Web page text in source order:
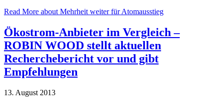
Read More about Mehrheit weiter für Atomausstieg
Ökostrom-Anbieter im Vergleich –
ROBIN WOOD stellt aktuellen
Recherchebericht vor und gibt
Empfehlungen
13. August 2013